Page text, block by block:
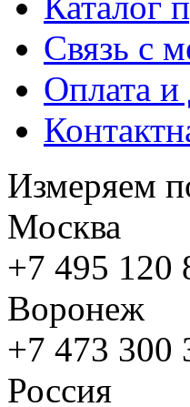
Связь с
Оплата и
Измеряем
Москва
+7 495 120
Воронеж
+7 473 300
Россия